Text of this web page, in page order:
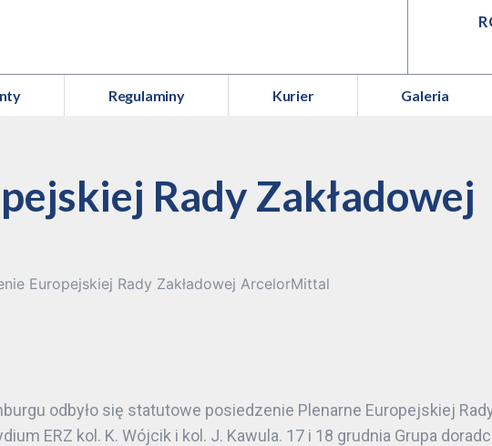
Regulaminy Kurier Galeria
Rady Zakładowej
Europejskiej Rady Zakładowej ArcelorMittal
odbyło się statutowe posiedzenie Plenarne Europejskiej
ERZ kol. K. Wójcik i kol. J. Kawula. 17 i 18 grudnia Grupa